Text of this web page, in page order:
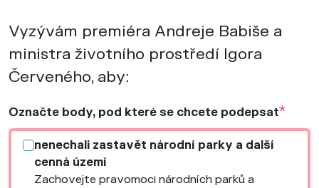
Vyzývám premiéra Andreje Babiše a
ministra životního prostředí Igora
Červeného, aby:
Označte body, pod které se chcete podepsat*
nenechali zastavět národní parky a další
cenná území
Zachovejte pravomoci národních parků a